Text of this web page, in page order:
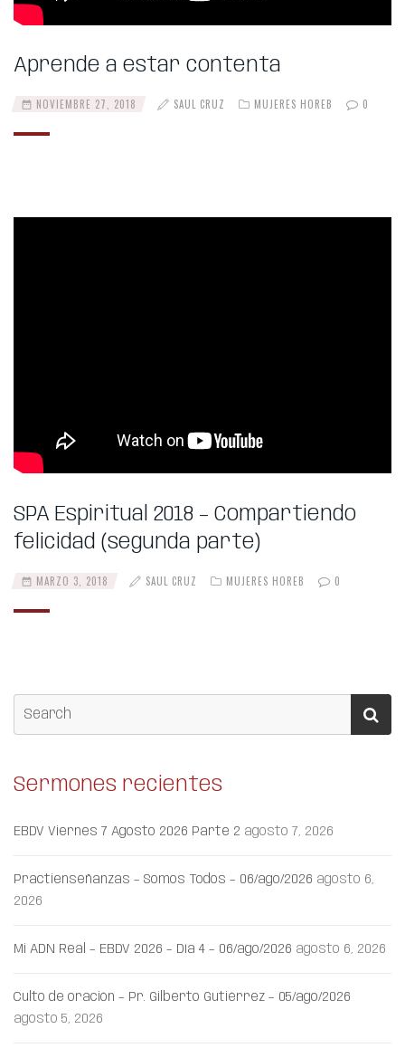
Aprende a estar contenta
NOVIEMBRE 27, 2018 SAUL CRUZ MUJERES HOREB 0
SPA Espiritual 2018 – Compartiendo
felicidad (segunda parte)
MARZO 3, 2018 SAUL CRUZ MUJERES HOREB 0
Sermones recientes
EBDV Viernes 7 Agosto 2026 Parte 2 agosto 7, 2026
Practienseñanzas – Somos Todos – 06/ago/2026 agosto 6,
2026
Mi ADN Real – EBDV 2026 – Día 4 – 06/ago/2026 agosto 6, 2026
Culto de oración – Pr. Gilberto Gutiérrez – 05/ago/2026
agosto 5, 2026